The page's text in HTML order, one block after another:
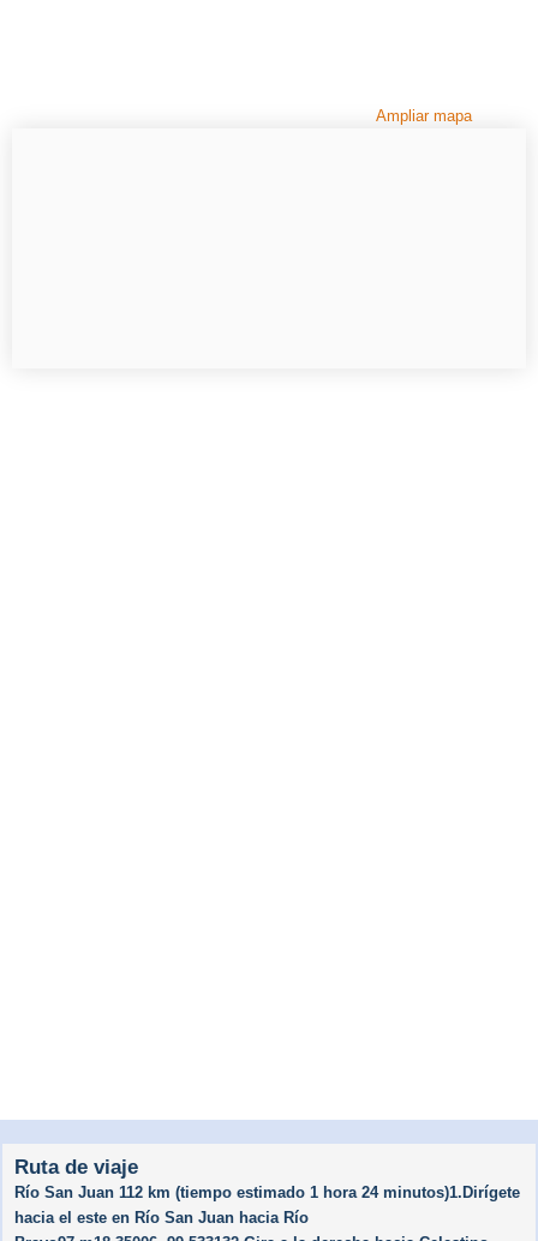
Ampliar mapa
Ruta de viaje
Río San Juan 112 km (tiempo estimado 1 hora 24 minutos)1.Dirígete
hacia el este en Río San Juan hacia Río